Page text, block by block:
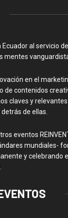
al servicio
mentes
en el
de contenidos
claves y
de ellas.
eventos
mundiales-
y celebrando